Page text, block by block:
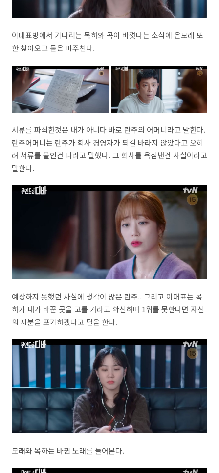
이대표방에서 기다리는 목하와 곡이 바꼇다는 소식에 은모래 또
한 찾아오고 둘은 마주친다.
서류를 파쇠한것은 내가 아니다 바로 란주의 어머니라고 말한다.
란주어머니는 란주가 회사 경영자가 되길 바라지 않았다고 오히
려 서류를 붙인건 나라고 말했다. 그 회사를 욕심낸건 사실이라고
말한다.
예상하지 못했던 사실에 생각이 많은 란주.. 그리고 이대표는 목
하가 내가 바꾼 곳을 고를 거라고 확신하며 1위를 못한다면 자신
의 지분을 포기하겠다고 딜을 한다.
모래와 목하는 바뀐 노래를 들어본다.